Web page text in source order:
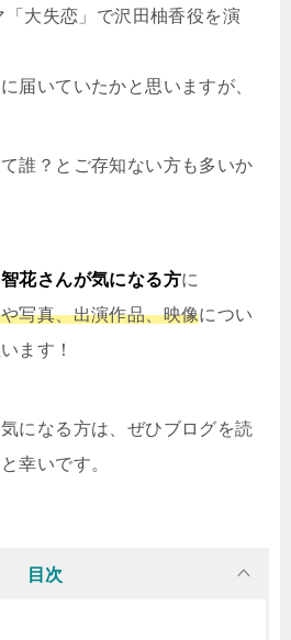
大失恋」で沢田柚香役を演
届いていたかと思いますが、
誰？とご存知ない方も多いか
花さんが気になる方に
写真、出演作品、映像につい
ます！
になる方は、ぜひブログを読
幸いです。
目次